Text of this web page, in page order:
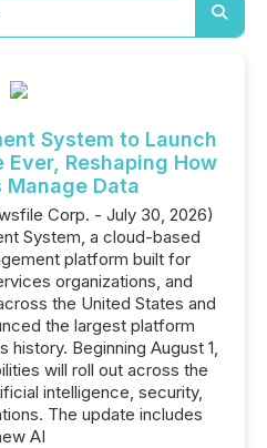
System to Launch
Reshaping How
Data
Corp. - July 30, 2026)
System, a cloud-based
platform built for
organizations, and
the United States and
the largest platform
Beginning August 1,
will roll out across the
intelligence, security,
The update includes
AI